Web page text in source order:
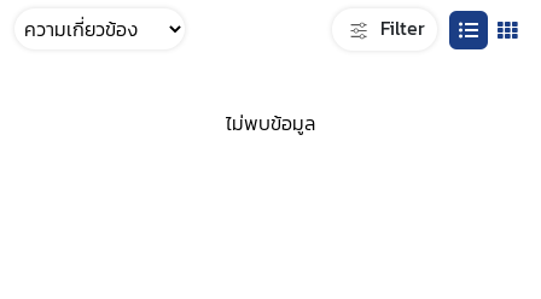
Filter
ไม่พบข้อมูล